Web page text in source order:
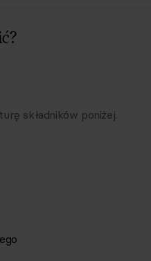
składników poniżej.
ilościami i wagami